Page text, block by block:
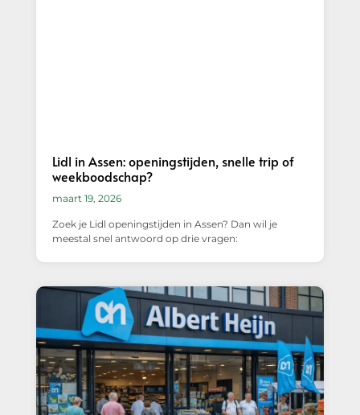
Lidl in Assen: openingstijden, snelle trip of
weekboodschap?
maart 19, 2026
Zoek je Lidl openingstijden in Assen? Dan wil je
meestal snel antwoord op drie vragen: